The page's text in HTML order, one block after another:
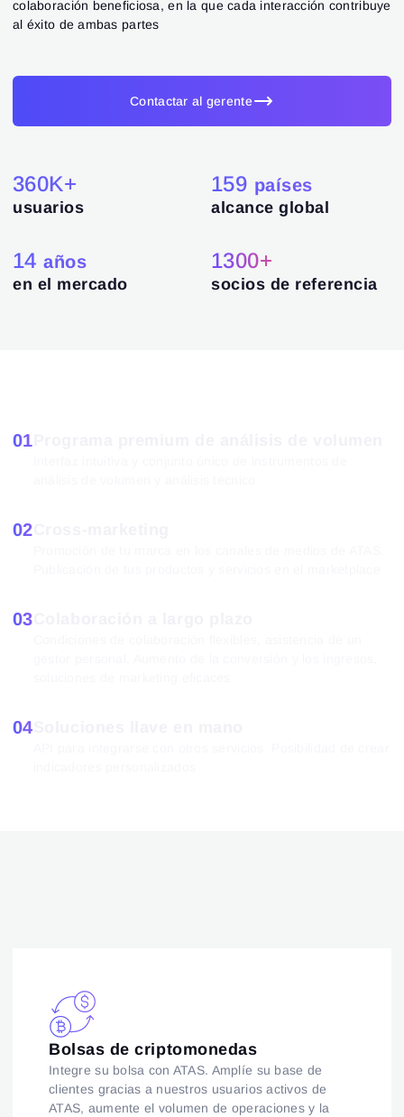
colaboración beneficiosa, en la que cada interacción contribuye
al éxito de ambas partes
Contactar al gerente
360K+
usuarios
159 países
alcance global
14años
en el mercado
1300+
socios de referencia
01
02
03
04
Bolsas de criptomonedas
Integre su bolsa con ATAS. Amplíe su base de
clientes gracias a nuestros usuarios activos de
ATAS, aumente el volumen de operaciones y la